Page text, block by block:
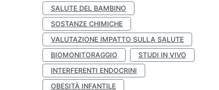
SALUTE DEL BAMBINO
SOSTANZE CHIMICHE
VALUTAZIONE IMPATTO SULLA SALUTE
BIOMONITORAGGIO
STUDI IN VIVO
INTERFERENTI ENDOCRINI
OBESITÀ INFANTILE